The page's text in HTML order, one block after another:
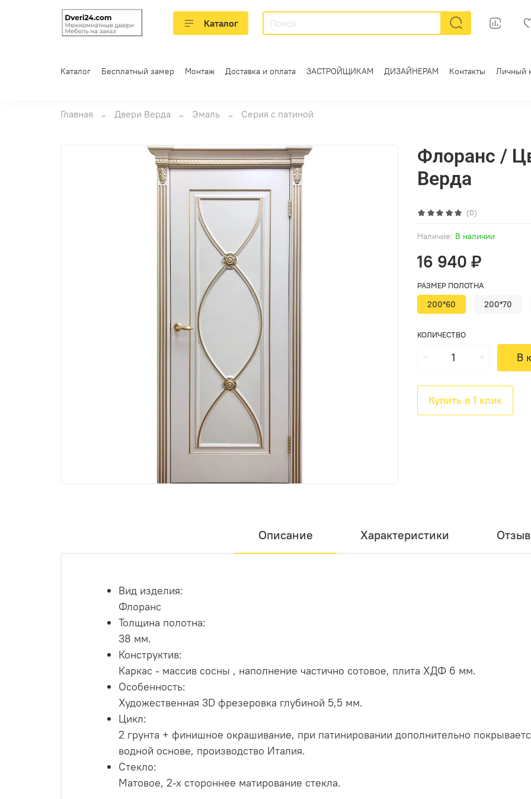
Каталог
Каталог Бесплатный замер Монтаж Доставка и оплата ЗАСТРОЙЩИКАМ ДИЗАЙНЕРАМ Контакты Личный
Главная Двери Верда Эмаль Серия с патиной
(0)
Наличие: В наличии
Флоранс /
Верда
16 940 ₽
КОЛИЧЕСТВО
В
Купить в 1 клик
РАЗМЕР ПОЛОТНА
200*60 200*70
Описание Характеристики
Вид изделия:
Флоранс
Толщина полотна:
38 мм.
Конструктив:
Каркас - массив сосны , наполнение частично сотовое, плита ХДФ 6 мм.
Особенность:
Художественная 3D фрезеровка глубиной 5,5 мм.
Цикл:
2 грунта + финишное окрашивание, при патинировании дополнительно
водной основе, производство Италия.
Стекло:
Матовое, 2-х стороннее матирование стекла.